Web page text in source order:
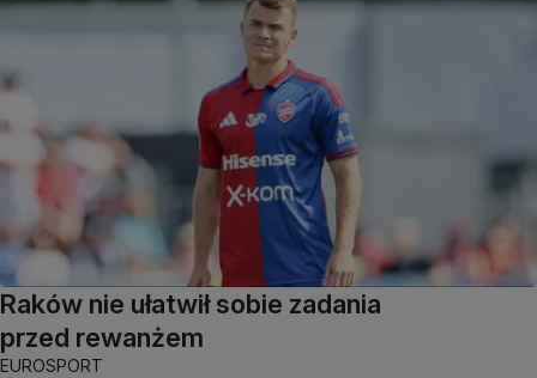
Raków nie ułatwił sobie zadania
przed rewanżem
EUROSPORT